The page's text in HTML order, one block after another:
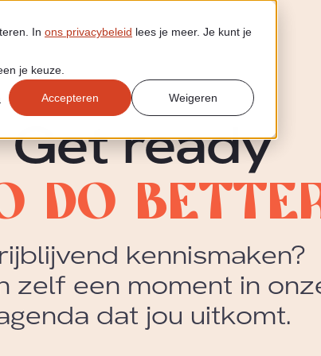
In ons privacybeleid lees je meer. Je kunt je
je keuze.
Accepteren Weigeren
Get ready
do b ett e
kennismaken?
zelf een moment in
dat jou uitkomt.